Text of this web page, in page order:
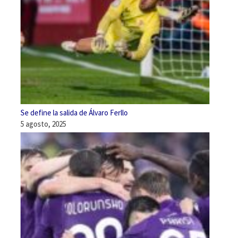
Se define la salida de Álvaro Ferllo
5 agosto, 2025